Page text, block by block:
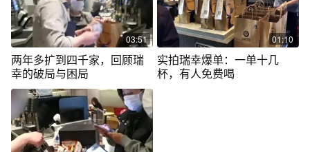
03:51
两年多扩到四千家，回顾瑞
幸的破局与困局
01:10
实拍瑞幸爆单：一单十几
杯，有人免费喝